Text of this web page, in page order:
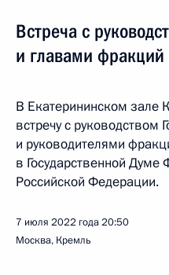
Встреча с
и главами фракций
В Екатерининском зале
встречу с руководством
и руководителями
в Государственной
Российской Федерации.
7 июля 2022 года20:50
Москва, Кремль